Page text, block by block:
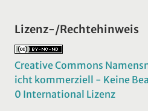
Lizenz-/Rechtehinweis
Creative Commons
icht kommerziell - Keine
0 International Lizenz